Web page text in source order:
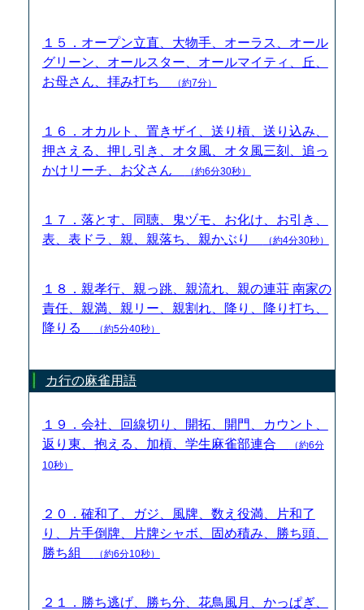
１５．オープン立直、大物手、オーラス、オール
グリーン、オールスター、オールマイティ、丘、
お母さん、拝み打ち
（約7分）
１６．オカルト、置きザイ、送り槓、送り込み、
押さえる、押し引き、オタ風、オタ風三刻、追っ
かけリーチ、お父さん
（約6分30秒）
１７．落とす、同聴、鬼ヅモ、お化け、お引き、
表、表ドラ、親、親落ち、親かぶり
（約4分30秒）
１８．親孝行、親っ跳、親流れ、親の連荘 南家の
責任、親満、親リー、親割れ、降り、降り打ち、
降りる
（約5分40秒）
カ行の麻雀用語
１９．会社、回線切り、開拓、開門、カウント、
返り東、抱える、加槓、学生麻雀部連合
（約6分
10秒）
２０．確和了、ガジ、風牌、数え役満、片和了
り、片手倒牌、片牌シャボ、固め積み、勝ち頭、
勝ち組
（約6分10秒）
２１．勝ち逃げ、勝ち分、花鳥風月、かっぱぎ、